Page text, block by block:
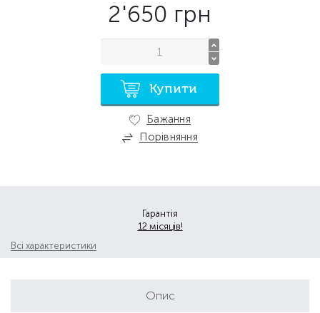
Гарантія
12 місяців!
Всі характеристики
2'650 грн
Купити
Бажання
Порівняння
Опис